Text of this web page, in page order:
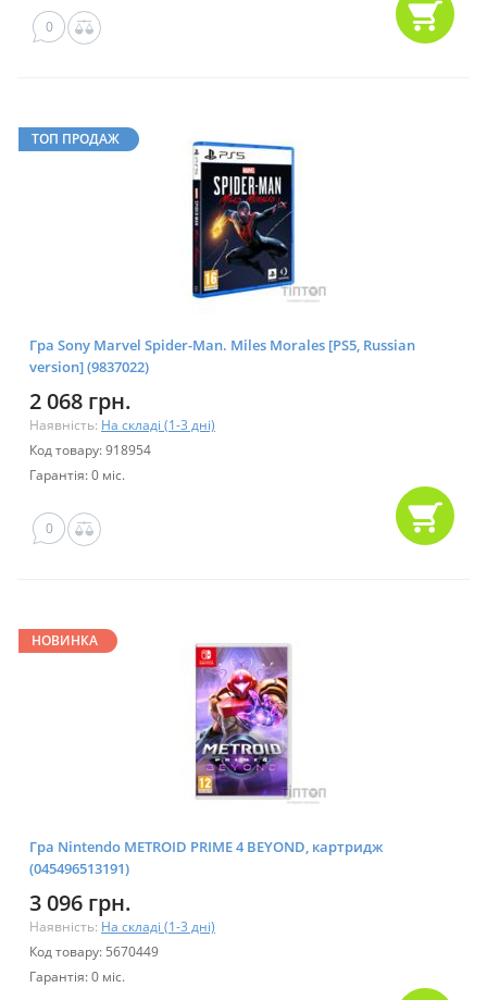
0
ТОП ПРОДАЖ
Гра Sony Marvel Spider-Man. Miles Morales [PS5, Russian
version] (9837022)
2 068 грн.
Наявність: На складі (1-3 дні)
Код товару: 918954
Гарантія: 0 міс.
0
НОВИНКА
Гра Nintendo METROID PRIME 4 BEYOND, картридж
(045496513191)
3 096 грн.
Наявність: На складі (1-3 дні)
Код товару: 5670449
Гарантія: 0 міс.